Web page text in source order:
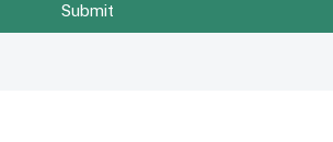
Submit